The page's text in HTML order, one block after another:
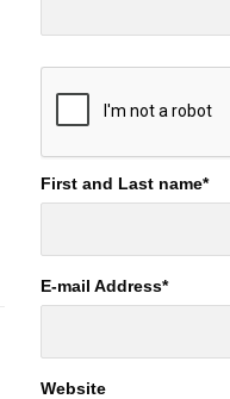
First and Last name*
E-mail Address*
Website